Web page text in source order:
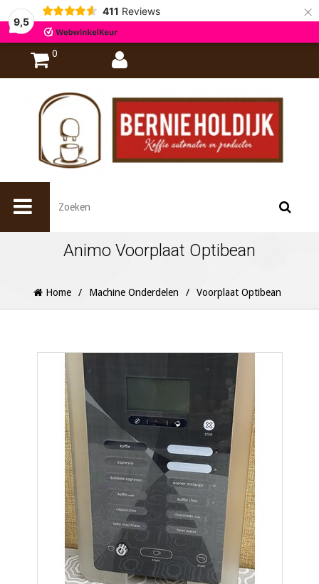
9,5
411 Reviews ×
0
Animo Voorplaat Optibean
Home / Machine Onderdelen / Voorplaat Optibean